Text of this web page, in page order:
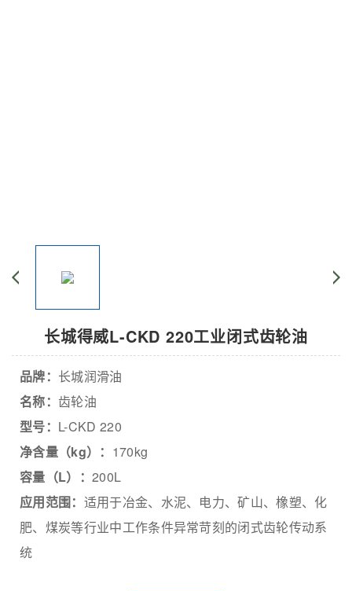
长城得威L-CKD 220工业闭式齿轮油
品牌： 长城润滑油
名称： 齿轮油
型号： L-CKD 220
净含量（kg）： 170kg
容量（L）： 200L
应用范围： 适用于冶金、水泥、电力、矿山、橡塑、化
肥、煤炭等行业中工作条件异常苛刻的闭式齿轮传动系
统